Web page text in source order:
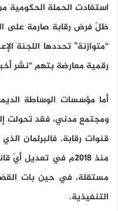
استفادت الحملة الحكومية
ظلّ فرض رقابة صارمة على
“متوازنة” تحددها اللجنة
رقمية معارضة بتهم “نشر
أما مؤسسات الوساطة
ومجتمع مدني، فقد تحولت
قنوات رقابة. فالبرلمان
منذ 2018م في تعديل
مستقلة، في حين بات
التنفيذية.